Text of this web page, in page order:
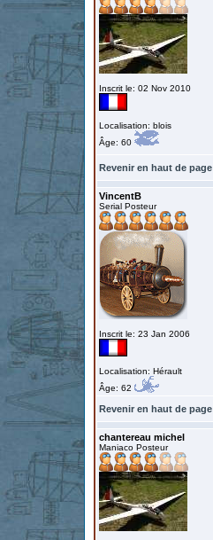
Inscrit le: 02 Nov 2010
Localisation: blois
Âge: 60
Revenir en haut de page
VincentB
Serial Posteur
Inscrit le: 23 Jan 2006
Localisation: Hérault
Âge: 62
Revenir en haut de page
chantereau michel
Maniaco Posteur